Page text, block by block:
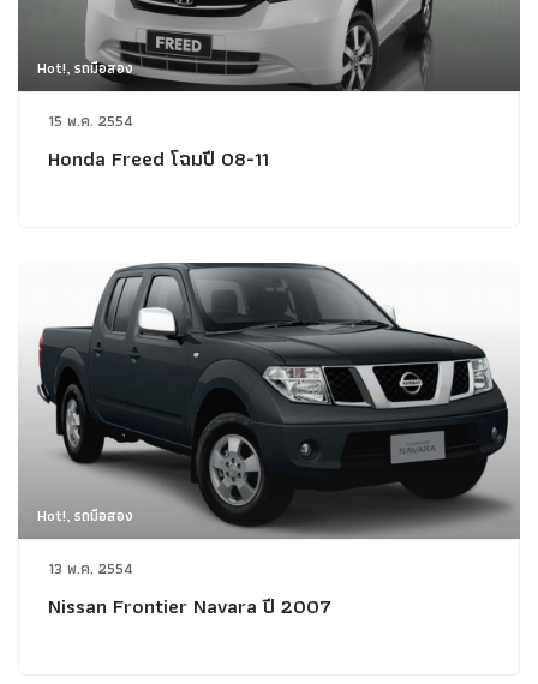
Hot!, รถมือสอง
15 พ.ค. 2554
Honda Freed โฉมปี 08-11
Hot!, รถมือสอง
13 พ.ค. 2554
Nissan Frontier Navara ปี 2007